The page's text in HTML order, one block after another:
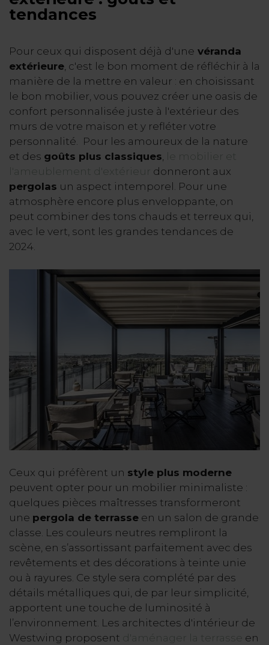
tendances
Pour ceux qui disposent déjà d'une véranda
extérieure , c'est le bon moment de réfléchir à la
manière de la mettre en valeur : en choisissant
le bon mobilier, vous pouvez créer une oasis de
confort personnalisée juste à l'extérieur des
murs de votre maison et y refléter votre
personnalité. Pour les amoureux de la nature
et des goûts plus classiques
le mobilier et
l'ameublement d'extérieur donneront aux
pergolas un aspect intemporel. Pour une
atmosphère encore plus enveloppante, on
peut combiner des tons chauds et terreux qui,
avec le vert, sont les grandes tendances de
2024.
Ceux qui préfèrent un style plus moderne
peuvent opter pour un mobilier minimaliste :
quelques pièces maîtresses transformeront
une pergola de terrasse en un salon de grande
classe. Les couleurs neutres rempliront la
scène, en s’assortissant parfaitement avec des
revêtements et des décorations à teinte unie
ou à rayures. Ce style sera complété par des
détails métalliques qui, de par leur simplicité,
apportent une touche de luminosité à
l’environnement. Les architectes d'intérieur de
Westwing proposent
d'aménager la terrasse
en